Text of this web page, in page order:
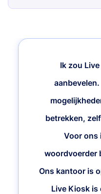
Ik zou
betrekken,
Voor ons
woordvoerder
Ons kantoor is
Live Kiosk is